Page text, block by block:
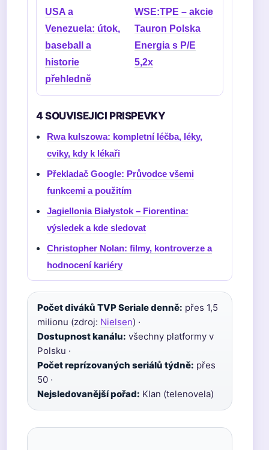
USA a
Venezuela: útok,
baseball a
historie
přehledně
WSE:TPE – akcie
Tauron Polska
Energia s P/E
5,2x
4 SOUVISEJICI PRISPEVKY
Rwa kulszowa: kompletní léčba, léky,
cviky, kdy k lékaři
Překladač Google: Průvodce všemi
funkcemi a použitím
Jagiellonia Białystok – Fiorentina:
výsledek a kde sledovat
Christopher Nolan: filmy, kontroverze a
hodnocení kariéry
Počet diváků TVP Seriale denně: přes 1,5
milionu (zdroj: Nielsen) ·
Dostupnost kanálu: všechny platformy v
Polsku ·
Počet reprízovaných seriálů týdně: přes
50 ·
Nejsledovanější pořad: Klan (telenovela)